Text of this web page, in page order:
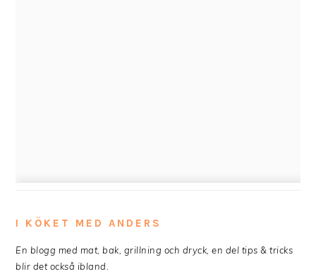
I KÖKET MED ANDERS
En blogg med mat, bak, grillning och dryck, en del tips & tricks
blir det också ibland.